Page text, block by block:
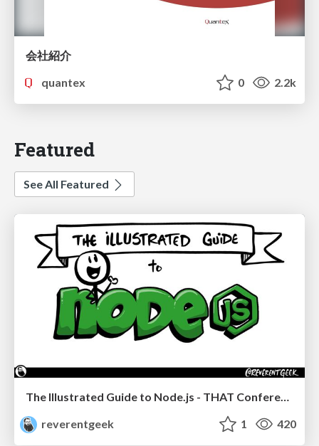
会社紹介
quantex
0 2.2k
Featured
See All Featured
reverentgeek
1 420